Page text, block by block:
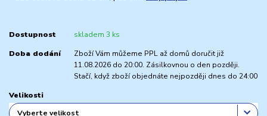
Dostupnost skladem 3 ks
Doba dodání
Zboží Vám můžeme PPL až domů doručit již
11.08.2026 do 20:00. Zásilkovnou o den později.
Stačí, když zboží objednáte nejpozději dnes do 24:00
Velikosti